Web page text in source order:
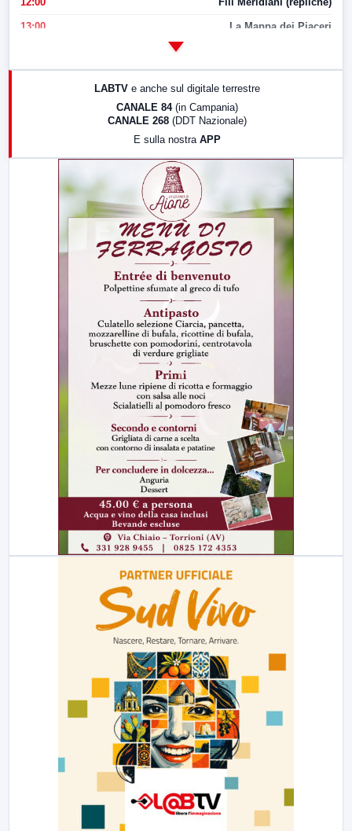
13:00 La Mappa dei Piaceri
LABTV e anche sul digitale terrestre
CANALE 84 (in Campania)
CANALE 268 (DDT Nazionale)
E sulla nostra APP